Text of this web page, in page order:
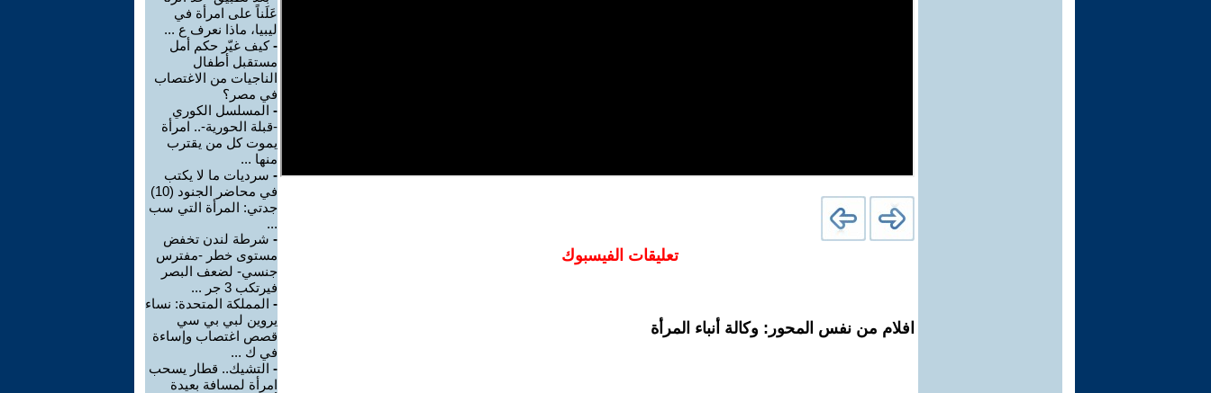
تعليقات الفيسبوك
افلام من نفس المحور: وكالة أنباء المرأة
عَلَناً على امرأة في
ليبيا، ماذا نعرف ع ...
-كيف غيّر حكم أمل
مستقبل أطفال
الناجيات من الاغتصاب
في مصر؟
- المسلسل الكوري
-قبلة الحورية-.. امرأة
يموت كل من يقترب
منها ...
- سرديات ما لا يكتب
في محاضر الجنود (10)
جدتي: المرأة التي سب
...
- شرطة لندن تخفض
مستوى خطر -مفترس
جنسي- لضعف البصر
فيرتكب 3 جر ...
- المملكة المتحدة: نساء
يروين لبي بي سي
قصص اغتصاب وإساءة
في ك ...
- التشيك.. قطار يسحب
امرأة لمسافة بعيدة